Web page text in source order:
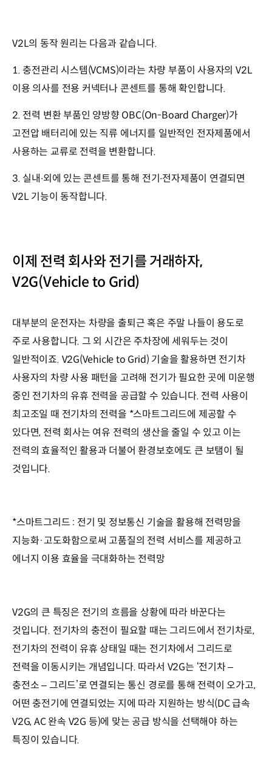
V2L의 동작 원리는 다음과 같습니다.
1. 충전관리 시스템(VCMS)이라는 차량 부품이 사용자의 V2L
이용 의사를 전용 커넥터나 콘센트를 통해 확인합니다.
2. 전력 변환 부품인 양방향 OBC(On-Board Charger)가
고전압 배터리에 있는 직류 에너지를 일반적인 전자제품에서
사용하는 교류로 전력을 변환합니다.
3. 실내∙외에 있는 콘센트를 통해 전기∙전자제품이 연결되면
V2L 기능이 동작합니다.
이제 전력 회사와 전기를 거래하자,
V2G(Vehicle to Grid)
대부분의 운전자는 차량을 출퇴근 혹은 주말 나들이 용도로
주로 사용합니다. 그 외 시간은 주차장에 세워두는 것이
일반적이죠. V2G(Vehicle to Grid) 기술을 활용하면 전기차
사용자의 차량 사용 패턴을 고려해 전기가 필요한 곳에 미운행
중인 전기차의 유휴 전력을 공급할 수 있습니다. 전력 사용이
최고조일 때 전기차의 전력을 *스마트그리드에 제공할 수
있다면, 전력 회사는 여유 전력의 생산을 줄일 수 있고 이는
전력의 효율적인 활용과 더불어 환경보호에도 큰 보탬이 될
것입니다.
*스마트그리드 : 전기 및 정보통신 기술을 활용해 전력망을
지능화·고도화함으로써 고품질의 전력 서비스를 제공하고
에너지 이용 효율을 극대화하는 전력망
V2G의 큰 특징은 전기의 흐름을 상황에 따라 바꾼다는
것입니다. 전기차의 충전이 필요할 때는 그리드에서 전기차로,
전기차의 전력이 유휴 상태일 때는 전기차에서 그리드로
전력을 이동시키는 개념입니다. 따라서 V2G는 ‘전기차 –
충전소 – 그리드’로 연결되는 통신 경로를 통해 전력이 오가고,
어떤 충전기에 연결되었는 지에 따라 지원하는 방식(DC 급속
V2G, AC 완속 V2G 등)에 맞는 공급 방식을 선택해야 하는
특징이 있습니다.